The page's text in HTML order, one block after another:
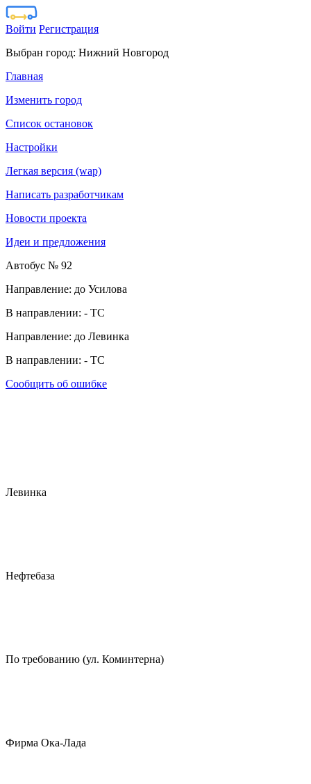
Войти Регистрация
Выбран город: Нижний Новгород
Главная
Изменить город
Список остановок
Настройки
Легкая версия (wap)
Написать разработчикам
Новости проекта
Идеи и предложения
Автобус № 92
Направление: до Усилова
В направлении: - ТС
Направление: до Левинка
В направлении: - ТС
Сообщить об ошибке
Левинка
Нефтебаза
По требованию (ул. Коминтерна)
Фирма Ока-Лада